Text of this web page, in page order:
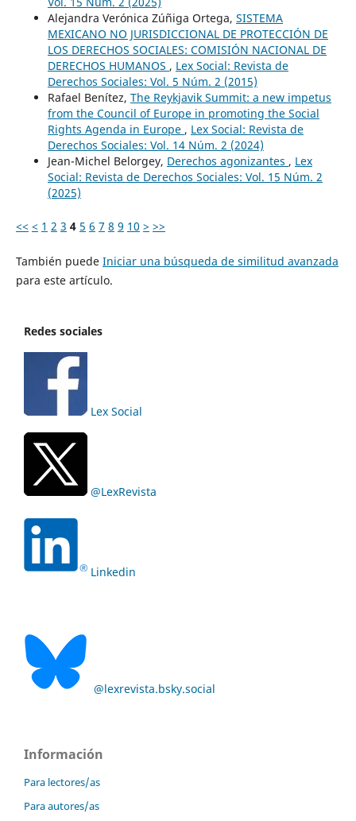
Alejandra Verónica Zúñiga Ortega, SISTEMA
MEXICANO NO JURISDICCIONAL DE PROTECCIÓN DE
LOS DERECHOS SOCIALES: COMISIÓN NACIONAL DE
DERECHOS HUMANOS , Lex Social: Revista de
Derechos Sociales: Vol. 5 Núm. 2 (2015)
Rafael Benítez, The Reykjavik Summit: a new impetus
from the Council of Europe in promoting the Social
Rights Agenda in Europe , Lex Social: Revista de
Derechos Sociales: Vol. 14 Núm. 2 (2024)
Jean-Michel Belorgey, Derechos agonizantes , Lex
Social: Revista de Derechos Sociales: Vol. 15 Núm. 2
(2025)
<< < 1 2 3 4 5 6 7 8 9 10 > >>
También puede Iniciar una búsqueda de similitud avanzada
para este artículo.
Redes sociales
Lex Social
@LexRevista
Linkedin
@lexrevista.bsky.social
Información
Para lectores/as
Para autores/as